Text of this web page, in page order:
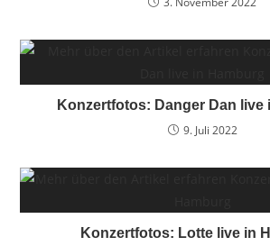
Konzertfotos: Danger Dan live
9. Juli 2022
Konzertfotos: Lotte live in